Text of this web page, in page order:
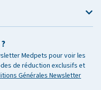
Medpets pour voir les
de réduction exclusifs et
Générales Newsletter